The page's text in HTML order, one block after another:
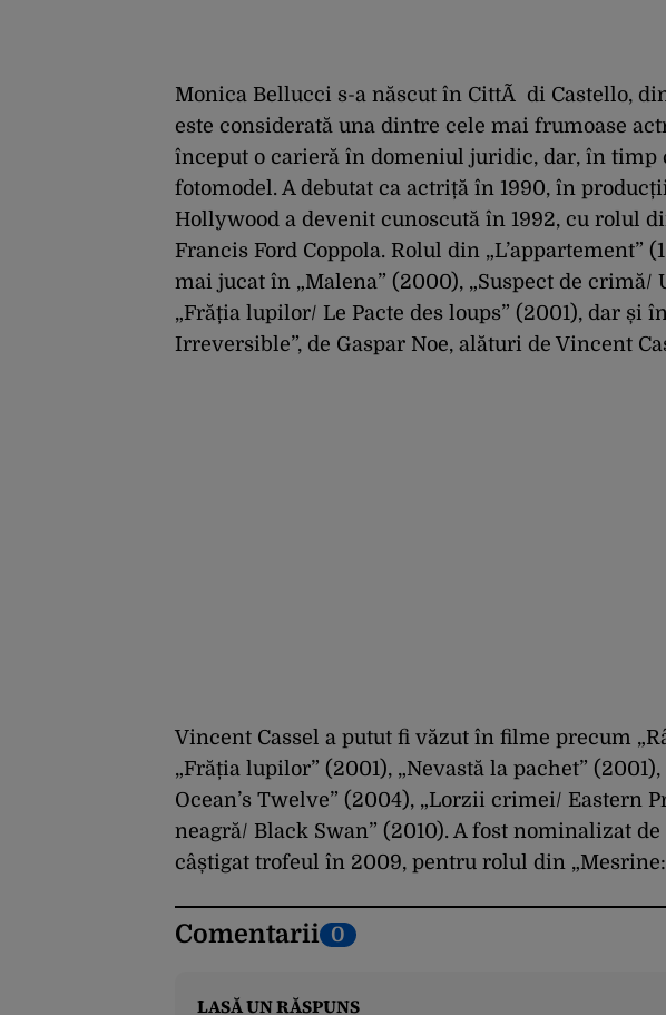
Monica Bellucci s-a născut în CittÃ di Castello,
este considerată una dintre cele mai frumoase
început o carieră în domeniul juridic, dar, în timp
fotomodel. A debutat ca actriță în 1990, în
Hollywood a devenit cunoscută în 1992, cu rolul
Francis Ford Coppola. Rolul din „L’appartement”
mai jucat în „Malena” (2000), „Suspect de crimă/
„Frăția lupilor/ Le Pacte des loups” (2001), dar și
Irreversible”, de Gaspar Noe, alături de Vincent
Vincent Cassel a putut fi văzut în filme precum
„Frăția lupilor” (2001), „Nevastă la pachet”
Ocean’s Twelve” (2004), „Lorzii crimei/ Eastern
neagră/ Black Swan” (2010). A fost nominalizat
câștigat trofeul în 2009, pentru rolul din „Mesrine:
Comentarii 0
LASĂ UN RĂSPUNS